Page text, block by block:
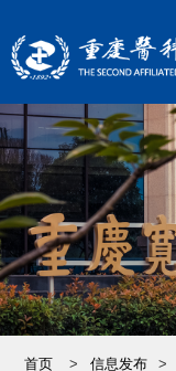
首页 > 信息发布 >